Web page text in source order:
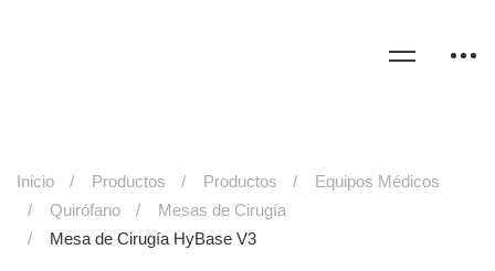
Inicio Productos Productos
Equipos Médicos
Quirófano
Mesas de Cirugía
Mesa de Cirugía HyBase V3